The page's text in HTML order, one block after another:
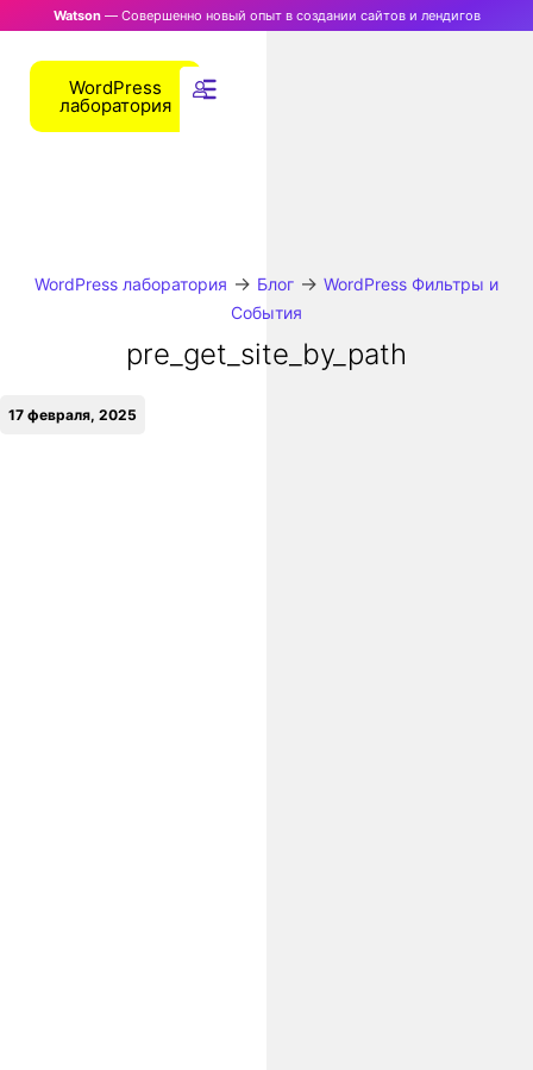
Watson— Совершенно новый опыт в создании сайтов и лендигов
WordPress
лаборатория
WordPress лаборатория → Блог → WordPress Фильтры и
События
pre_get_site_by_path
17 февраля, 2025